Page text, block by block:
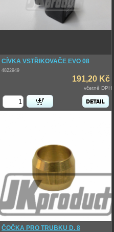
CÍVKA VSTŘIKOVAČE EVO 08
4822949
191,20 Kč
včetně DPH
ČOČKA PRO TRUBKU D. 8